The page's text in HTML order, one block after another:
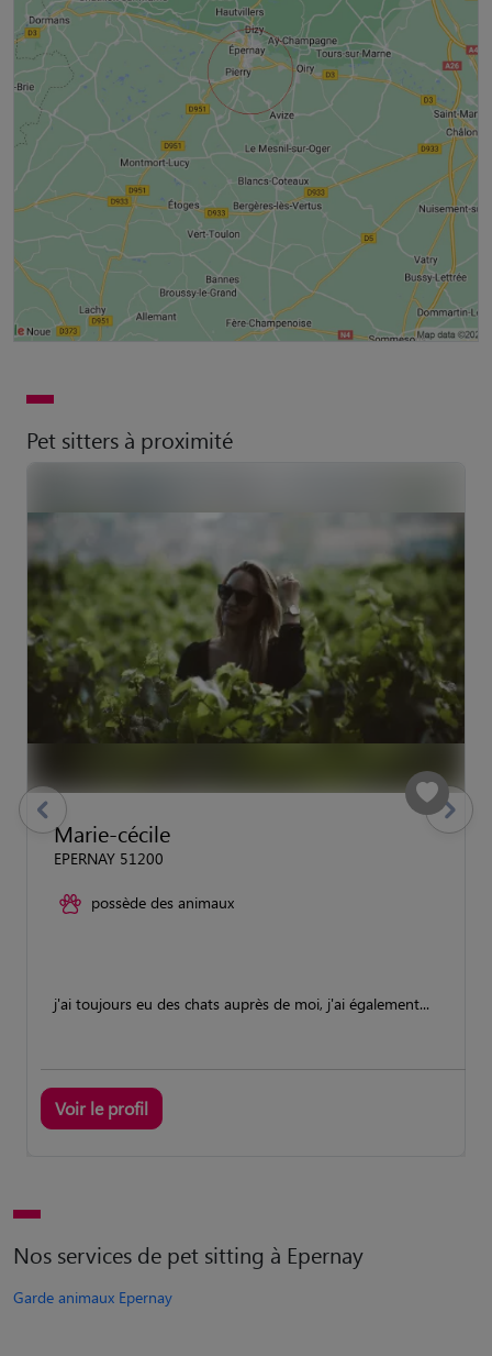
Pet sitters à proximité
Marie-cécile
EPERNAY 51200
possède des animaux
j'ai toujours eu des chats auprès de moi, j'ai également...
Voir le profil
previous Suivant
Nos services de pet sitting à Epernay
Garde animaux Epernay